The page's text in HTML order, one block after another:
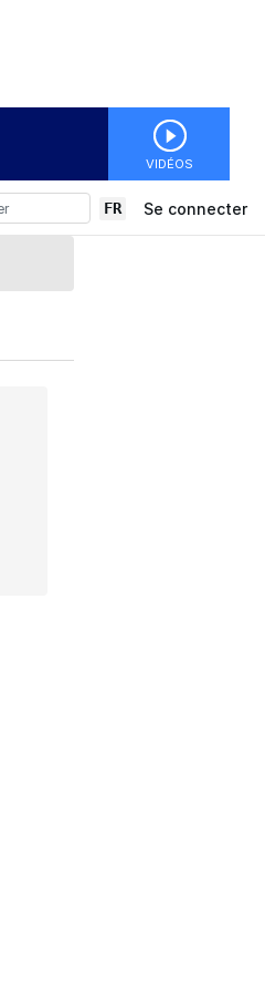
VIDÉOS
FR Se connecter